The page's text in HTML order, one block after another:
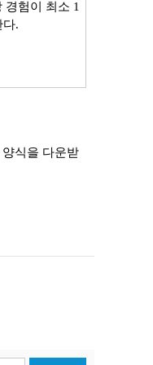
경험이 최소 1
다.
식을 다운받